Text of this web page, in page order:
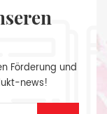
Förderung und
news!